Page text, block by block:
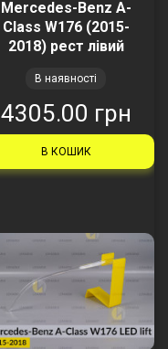
Mercedes-Benz A-
Class W176 (2015-
2018) рест лівий
В наявності
4305.00 грн
В КОШИК